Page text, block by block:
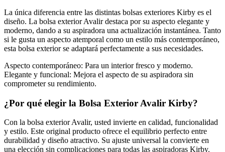
La única diferencia entre las distintas bolsas exteriores Kirby es el
diseño. La bolsa exterior Avalir destaca por su aspecto elegante y
moderno, dando a su aspiradora una actualización instantánea. Tanto
si le gusta un aspecto atemporal como un estilo más contemporáneo,
esta bolsa exterior se adaptará perfectamente a sus necesidades.
Aspecto contemporáneo: Para un interior fresco y moderno.
Elegante y funcional: Mejora el aspecto de su aspiradora sin
comprometer su rendimiento.
¿Por qué elegir la Bolsa Exterior Avalir Kirby?
Con la bolsa exterior Avalir, usted invierte en calidad, funcionalidad
y estilo. Este original producto ofrece el equilibrio perfecto entre
durabilidad y diseño atractivo. Su ajuste universal la convierte en
una elección sin complicaciones para todas las aspiradoras Kirby.